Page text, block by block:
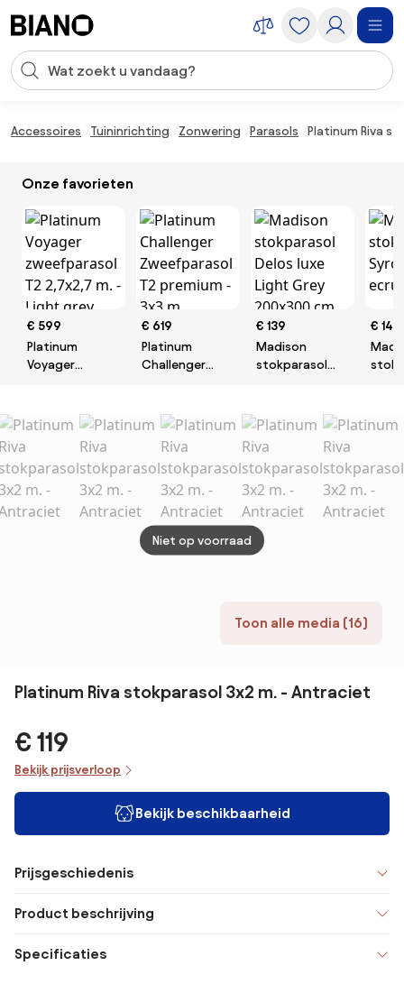
Zoekopdracht invoeren
Accessoires Tuininrichting Zonwering Parasols Platinum Riva
Onze favorieten
€ 599
Platinum
Voyager
Light grey met
€ 619
Platinum
Challenger
3x3 m. Havana
€ 139
Madison
stokparasol
cm.
€ 149
Toon alle media (16)
Niet op voorraad
Platinum Riva stokparasol 3x2 m. - Antraciet
€ 119
Bekijk prijsverloop
Bekijk beschikbaarheid
Prijsgeschiedenis
Product beschrijving
Specificaties